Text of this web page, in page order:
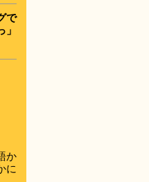
で
か
に